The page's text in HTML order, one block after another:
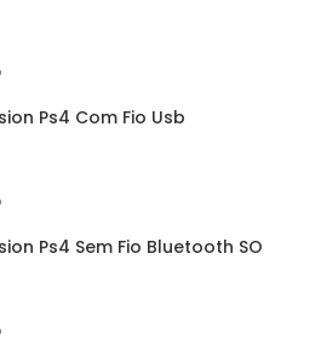
Ps4 Com Fio Usb
Ps4 Sem Fio Bluetooth SO